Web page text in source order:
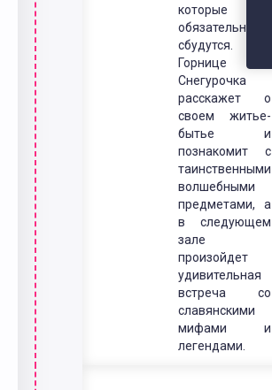
которые
обязательно
сбудутся. В
Горнице
Снегурочка
расскажет о
своем житье-
бытье и
познакомит с
таинственными
волшебными
предметами, а
в следующем
зале
произойдет
удивительная
встреча со
славянскими
мифами и
легендами.